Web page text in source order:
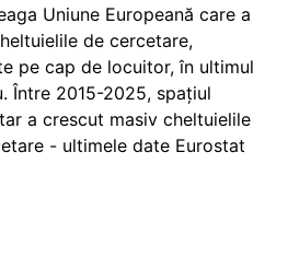
Uniune Europeană care a
de cercetare,
pe cap de locuitor, în ultimul
Între 2015-2025, spațiul
a crescut masiv cheltuielile
- ultimele date Eurostat